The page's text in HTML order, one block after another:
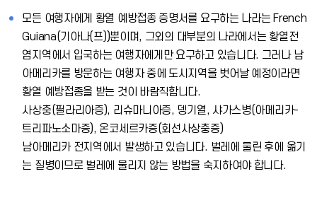
모든 여행자에게 황열 예방접종 증명서를 요구하는 나라는 French
Guiana(기아나(프))뿐이며, 그외의 대부분의 나라에서는 황열전
염지역에서 입국하는 여행자에게만 요구하고 있습니다. 그러나 남
아메리카를 방문하는 여행자 중에 도시지역을 벗어날 예정이라면
황열 예방접종을 받는 것이 바람직합니다.
사상충(필라리아증), 리슈마니아증, 뎅기열, 샤가스병(아메리카-
트리파노소마증), 온코세르카증(회선사상충증)
남아메리카 전지역에서 발생하고 있습니다. 벌레에 물린 후에 옮기
는 질병이므로 벌레에 물리지 않는 방법을 숙지하여야 합니다.